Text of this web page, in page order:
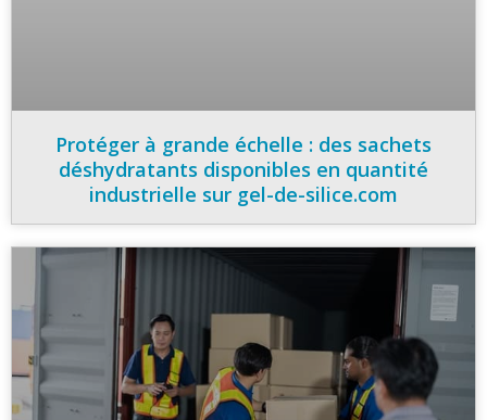
Protéger à grande échelle : des sachets
déshydratants disponibles en quantité
industrielle sur gel-de-silice.com